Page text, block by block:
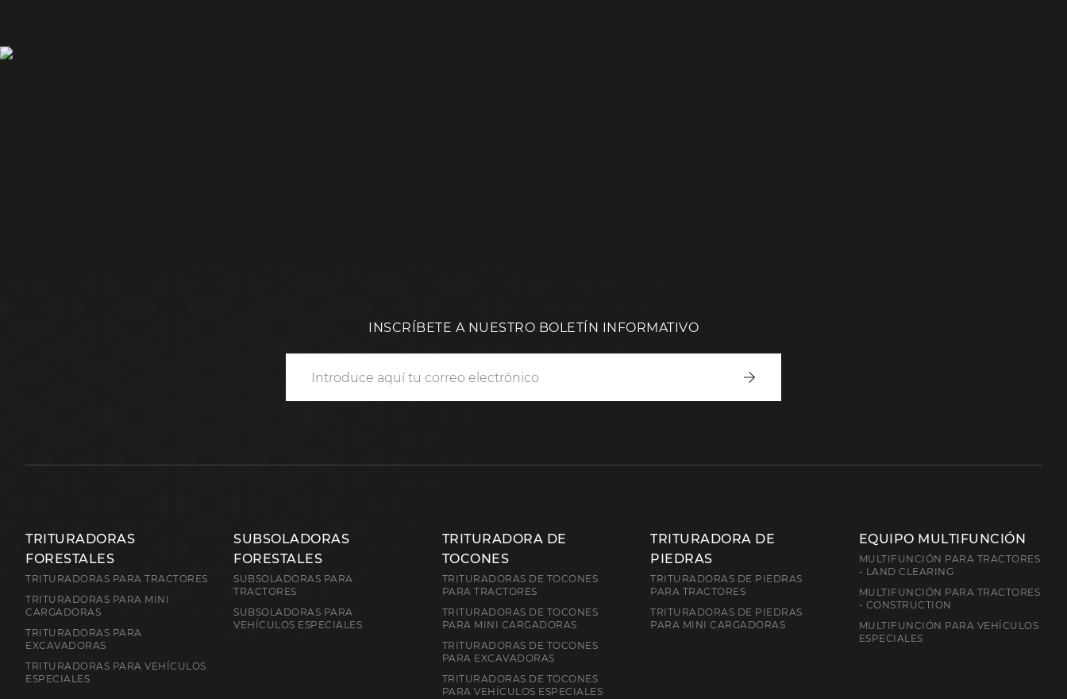
INSCRÍBETE A NUESTRO BOLETÍN INFORMATIVO
Inscríbete
TRITURADORAS
FORESTALES
TRITURADORAS PARA TRACTORES
TRITURADORAS PARA MINI
CARGADORAS
TRITURADORAS PARA
EXCAVADORAS
TRITURADORAS PARA VEHÍCULOS
ESPECIALES
SUBSOLADORAS
FORESTALES
SUBSOLADORAS PARA
TRACTORES
SUBSOLADORAS PARA
VEHÍCULOS ESPECIALES
TRITURADORA DE
TOCONES
TRITURADORAS DE TOCONES
PARA TRACTORES
TRITURADORAS DE TOCONES
PARA MINI CARGADORAS
TRITURADORAS DE TOCONES
PARA EXCAVADORAS
TRITURADORAS DE TOCONES
PARA VEHÍCULOS ESPECIALES
TRITURADORA DE
PIEDRAS
TRITURADORAS DE PIEDRAS
PARA TRACTORES
TRITURADORAS DE PIEDRAS
PARA MINI CARGADORAS
EQUIPO MULTIFUNCIÓN
MULTIFUNCIÓN PARA TRACTORES
- LAND CLEARING
MULTIFUNCIÓN PARA TRACTORES
- CONSTRUCTION
MULTIFUNCIÓN PARA VEHÍCULOS
ESPECIALES